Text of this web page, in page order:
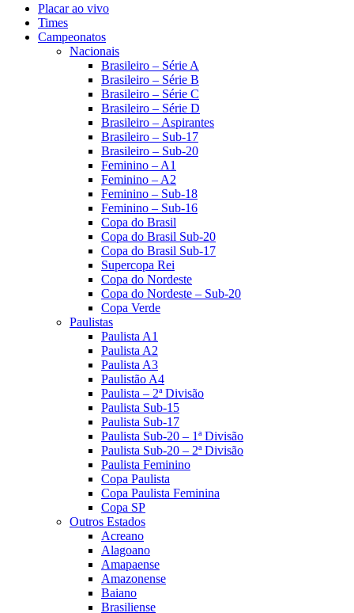
Placar ao vivo
Times
Campeonatos
Nacionais
Brasileiro – Série A
Brasileiro – Série B
Brasileiro – Série C
Brasileiro – Série D
Brasileiro – Aspirantes
Brasileiro – Sub-17
Brasileiro – Sub-20
Feminino – A1
Feminino – A2
Feminino – Sub-18
Feminino – Sub-16
Copa do Brasil
Copa do Brasil Sub-20
Copa do Brasil Sub-17
Supercopa Rei
Copa do Nordeste
Copa do Nordeste – Sub-20
Copa Verde
Paulistas
Paulista A1
Paulista A2
Paulista A3
Paulistão A4
Paulista – 2ª Divisão
Paulista Sub-15
Paulista Sub-17
Paulista Sub-20 – 1ª Divisão
Paulista Sub-20 – 2ª Divisão
Paulista Feminino
Copa Paulista
Copa Paulista Feminina
Copa SP
Outros Estados
Acreano
Alagoano
Amapaense
Amazonense
Baiano
Brasiliense